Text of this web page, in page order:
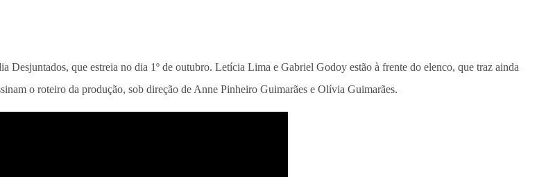
Desjuntados, que estreia no dia 1º de outubro. Letícia Lima e Gabriel Godoy estão à frente do elenco, que traz ainda
o roteiro da produção, sob direção de Anne Pinheiro Guimarães e Olívia Guimarães.